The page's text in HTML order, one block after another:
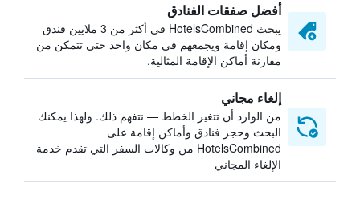
أفضل صفقات الفنادق
يبحث HotelsCombined في أكثر من 3 ملايين فندق
ومكان إقامة ويجمعهم في مكان واحد حتى تتمكن من
مقارنة أماكن الإقامة المثالية.
إلغاء مجاني
من الوارد أن تتغير الخطط — نتفهم ذلك. ولهذا يمكنك
البحث وحجز فنادق وأماكن إقامة على
HotelsCombined من وكالات السفر التي تقدم خدمة
الإلغاء المجاني